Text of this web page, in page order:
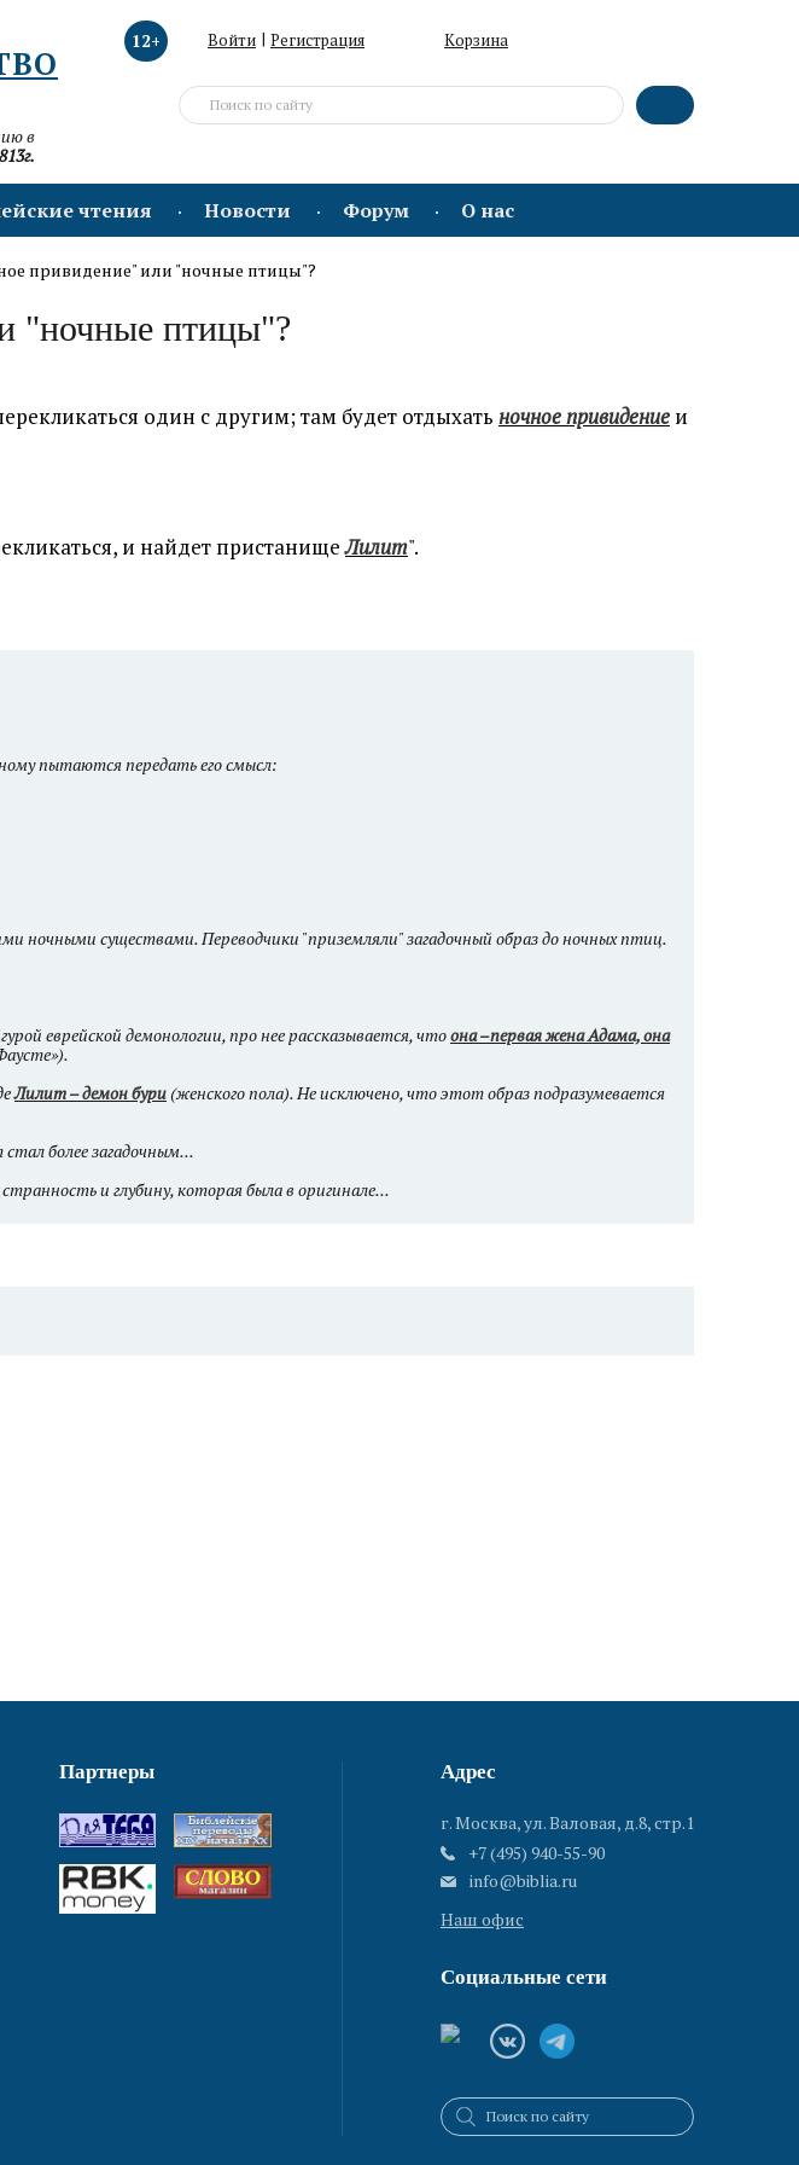
в
12+ Войти | Регистрация Корзина
чтения Новости Форум О нас
привидение" или "ночные птицы"?
"ночные птицы"?
один с другим; там будет отдыхать ночное привидение и
и найдет пристанищеЛилит".
пытаются передать его смысл:
существами. Переводчики "приземляли" загадочный образ до ночных птиц.
еврейской демонологии, про нее рассказывается, чтоона–первая жена Адама, она
Лилит – демон бури(женского пола). Не исключено, что этот образ подразумевается
более загадочным...
и глубину, которая была в оригинале...
Партнеры Адрес
г. Москва, ул. Валовая, д.8, стр.1
+7 (495) 940-55-90
info@biblia.ru
Наш офис
Социальные сети